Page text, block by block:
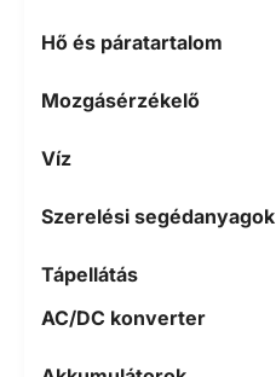
Hő és páratartalom
Mozgásérzékelő
Víz
Szerelési segédanyagok
Tápellátás
AC/DC konverter